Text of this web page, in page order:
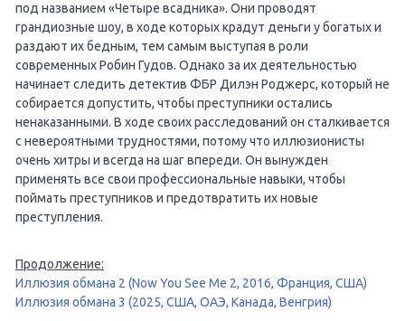
под названием «Четыре всадника». Они проводят
грандиозные шоу, в ходе которых крадут деньги у богатых и
раздают их бедным, тем самым выступая в роли
современных Робин Гудов. Однако за их деятельностью
начинает следить детектив ФБР Дилэн Роджерс, который не
собирается допустить, чтобы преступники остались
ненаказанными. В ходе своих расследований он сталкивается
с невероятными трудностями, потому что иллюзионисты
очень хитры и всегда на шаг впереди. Он вынужден
применять все свои профессиональные навыки, чтобы
поймать преступников и предотвратить их новые
преступления.
Продолжение:
Иллюзия обмана 2 (Now You See Me 2, 2016, Франция, США)
Иллюзия обмана 3 (2025, США, ОАЭ, Канада, Венгрия)